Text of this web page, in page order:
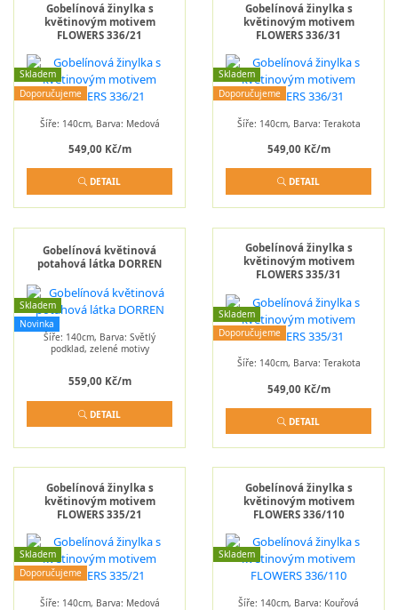
Gobelínová žinylka s
květinovým motivem
FLOWERS 336/21
Skladem
Doporučujeme
Šíře: 140cm, Barva: Medová
549,00 Kč/m
DETAIL
Gobelínová žinylka s
květinovým motivem
FLOWERS 336/31
Skladem
Doporučujeme
Šíře: 140cm, Barva: Terakota
549,00 Kč/m
DETAIL
Gobelínová květinová
potahová látka DORREN
Skladem
Novinka
Šíře: 140cm, Barva: Světlý
podklad, zelené motivy
559,00 Kč/m
DETAIL
Gobelínová žinylka s
květinovým motivem
FLOWERS 335/31
Skladem
Doporučujeme
Šíře: 140cm, Barva: Terakota
549,00 Kč/m
DETAIL
Gobelínová žinylka s
květinovým motivem
FLOWERS 335/21
Skladem
Doporučujeme
Šíře: 140cm, Barva: Medová
Gobelínová žinylka s
květinovým motivem
FLOWERS 336/110
Skladem
Šíře: 140cm, Barva: Kouřová